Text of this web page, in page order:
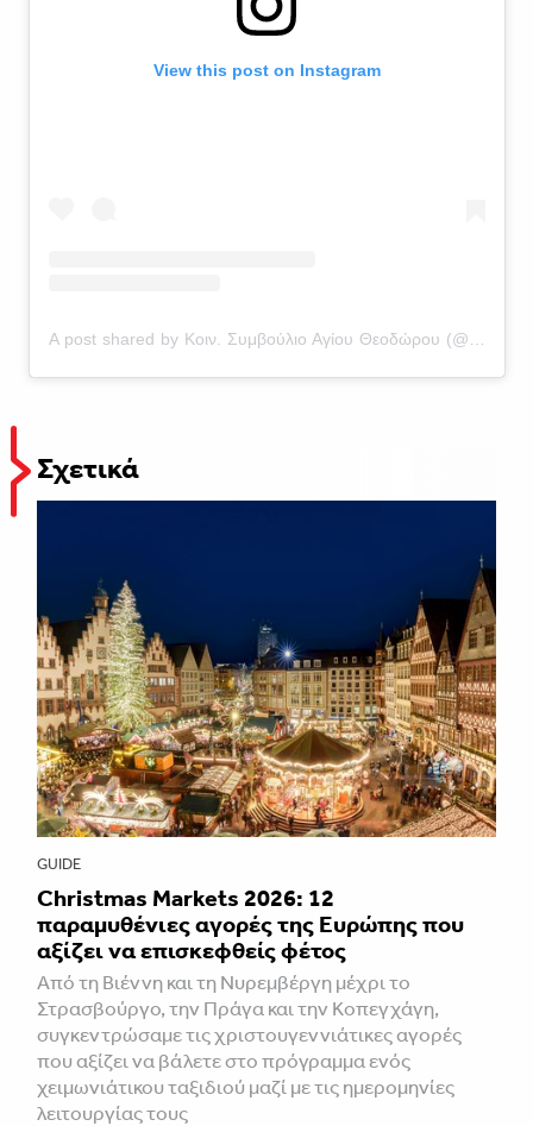
View this post on Instagram
Σχετικά
GUIDE
Christmas Markets 2026: 12
παραμυθένιες αγορές της Ευρώπης που
αξίζει να επισκεφθείς φέτος
Από τη Βιέννη και τη Νυρεμβέργη μέχρι το
Στρασβούργο, την Πράγα και την Κοπεγχάγη,
συγκεντρώσαμε τις χριστουγεννιάτικες αγορές
που αξίζει να βάλετε στο πρόγραμμα ενός
χειμωνιάτικου ταξιδιού μαζί με τις ημερομηνίες
λειτουργίας τους